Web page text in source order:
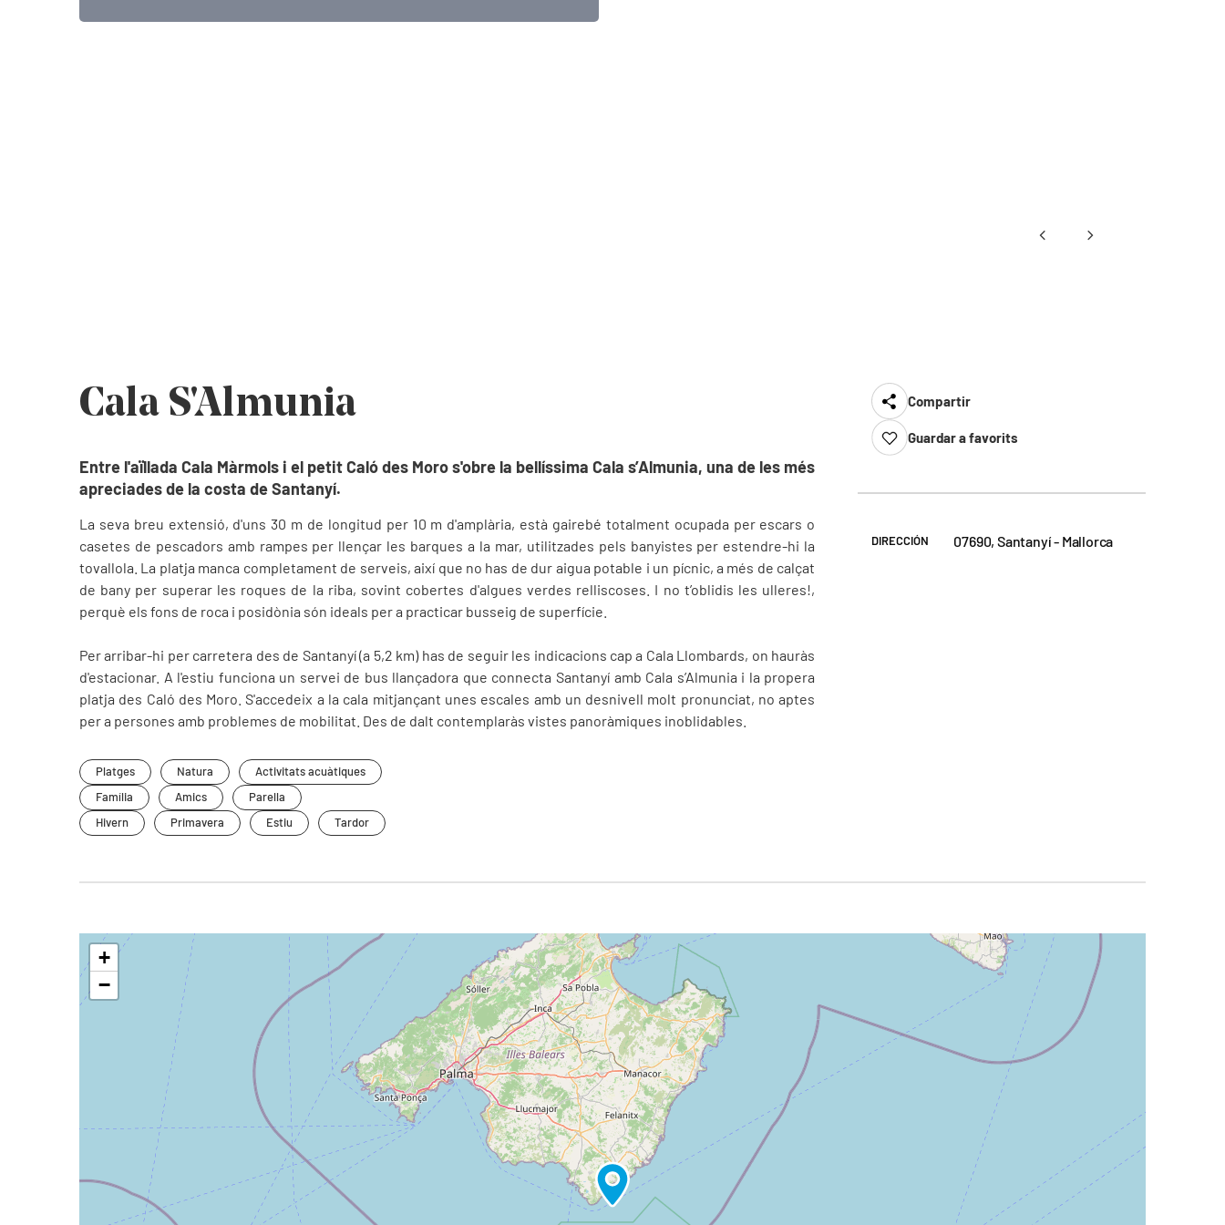
Cala S'Almunia
Entre l'aïllada Cala Màrmols i el petit Caló des Moro s'obre la bellíssima Cala s’Almunia, una de les més
apreciades de la costa de Santanyí.
La seva breu extensió, d'uns 30 m de longitud per 10 m d'amplària, està gairebé totalment ocupada per escars o
casetes de pescadors amb rampes per llençar les barques a la mar, utilitzades pels banyistes per estendre-hi la
tovallola. La platja manca completament de serveis, així que no has de dur aigua potable i un pícnic, a més de calçat
de bany per superar les roques de la riba, sovint cobertes d'algues verdes relliscoses. I no t’oblidis les ulleres!,
perquè els fons de roca i posidònia són ideals per a practicar busseig de superfície.
Per arribar-hi per carretera des de Santanyí (a 5,2 km) has de seguir les indicacions cap a Cala Llombards, on hauràs
d'estacionar. A l'estiu funciona un servei de bus llançadora que connecta Santanyí amb Cala s’Almunia i la propera
platja des Caló des Moro. S'accedeix a la cala mitjançant unes escales amb un desnivell molt pronunciat, no aptes
per a persones amb problemes de mobilitat. Des de dalt contemplaràs vistes panoràmiques inoblidables.
Platges Natura
Activitats acuàtiques
Família
Amics
Parella
Hivern
Primavera Estiu Tardor
Compartir
Guardar a favorits
DIRECCIÓN 07690, Santanyí - Mallorca
+
−